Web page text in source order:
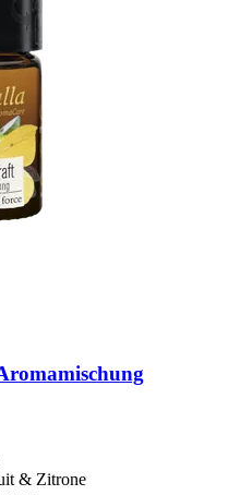
& Zitrone